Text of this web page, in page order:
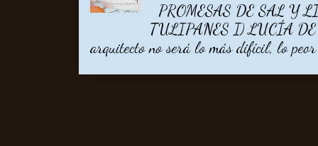
PROMESAS DE SAL Y
TULIPANES I) LUCÍA DE
arquitecto no será lo más difícil, lo